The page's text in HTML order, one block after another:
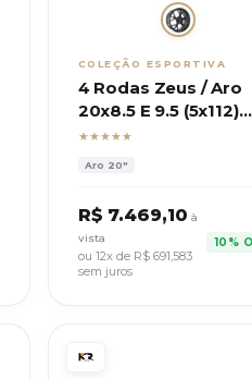
COLEÇÃO ESPORTIVA
4 Rodas Zeus / Aro
20x8.5 E 9.5 (5x112)
ET40/45 / Mod.
★★★★★
Aro 20"
R$ 7.469,10 à
vista
ou 12x de R$ 691,583
sem juros
10%